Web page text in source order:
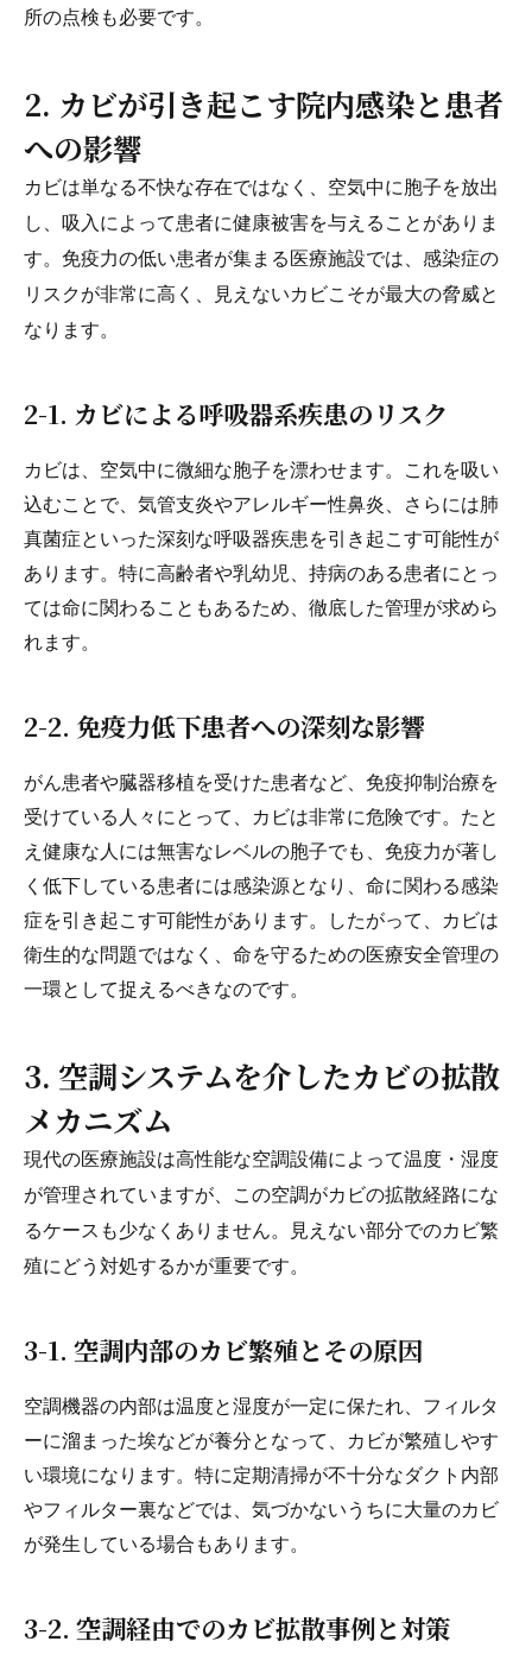
所の点検も必要です。
2. カビが引き起こす院内感染と患者
への影響
カビは単なる不快な存在ではなく、空気中に胞子を放出
し、吸入によって患者に健康被害を与えることがありま
す。免疫力の低い患者が集まる医療施設では、感染症の
リスクが非常に高く、見えないカビこそが最大の脅威と
なります。
2-1. カビによる呼吸器系疾患のリスク
カビは、空気中に微細な胞子を漂わせます。これを吸い
込むことで、気管支炎やアレルギー性鼻炎、さらには肺
真菌症といった深刻な呼吸器疾患を引き起こす可能性が
あります。特に高齢者や乳幼児、持病のある患者にとっ
ては命に関わることもあるため、徹底した管理が求めら
れます。
2-2. 免疫力低下患者への深刻な影響
がん患者や臓器移植を受けた患者など、免疫抑制治療を
受けている人々にとって、カビは非常に危険です。たと
え健康な人には無害なレベルの胞子でも、免疫力が著し
く低下している患者には感染源となり、命に関わる感染
症を引き起こす可能性があります。したがって、カビは
衛生的な問題ではなく、命を守るための医療安全管理の
一環として捉えるべきなのです。
3. 空調システムを介したカビの拡散
メカニズム
現代の医療施設は高性能な空調設備によって温度・湿度
が管理されていますが、この空調がカビの拡散経路にな
るケースも少なくありません。見えない部分でのカビ繁
殖にどう対処するかが重要です。
3-1. 空調内部のカビ繁殖とその原因
空調機器の内部は温度と湿度が一定に保たれ、フィルタ
ーに溜まった埃などが養分となって、カビが繁殖しやす
い環境になります。特に定期清掃が不十分なダクト内部
やフィルター裏などでは、気づかないうちに大量のカビ
が発生している場合もあります。
3-2. 空調経由でのカビ拡散事例と対策